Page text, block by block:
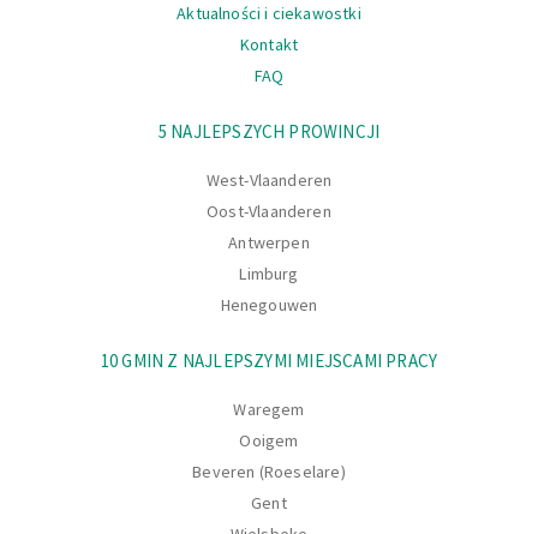
Aktualności i ciekawostki
Kontakt
FAQ
5 NAJLEPSZYCH PROWINCJI
West-Vlaanderen
Oost-Vlaanderen
Antwerpen
Limburg
Henegouwen
10 GMIN Z NAJLEPSZYMI MIEJSCAMI PRACY
Waregem
Ooigem
Beveren (Roeselare)
Gent